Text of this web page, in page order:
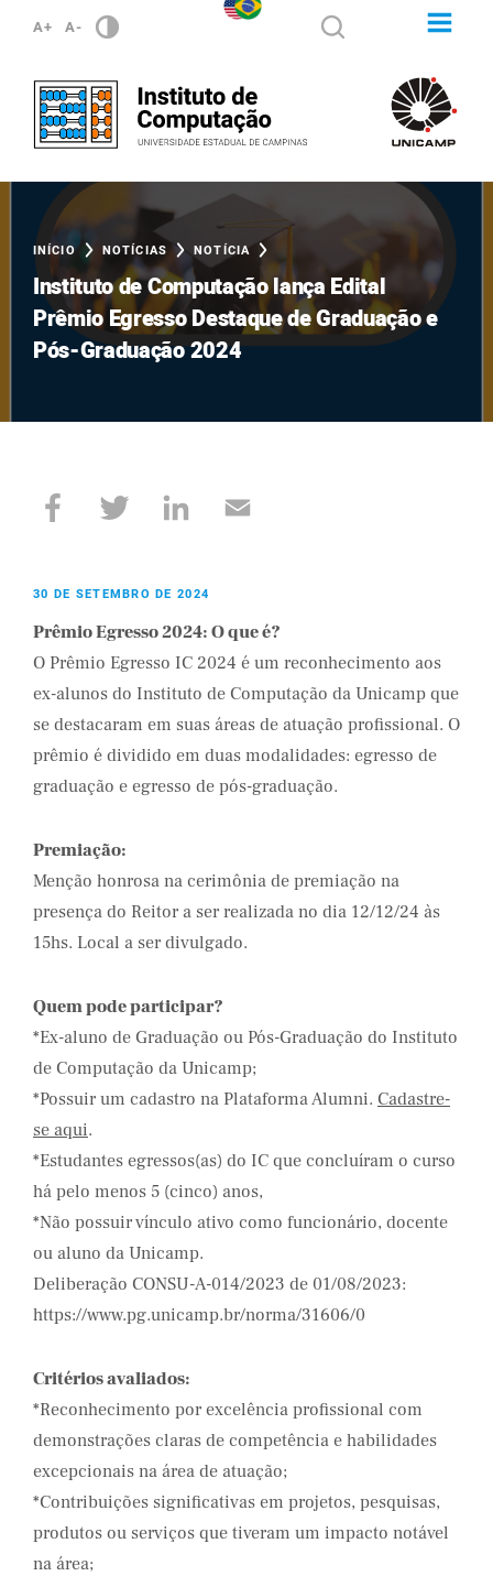
A+ A-
INÍCIO NOTÍCIAS NOTÍCIA
Instituto de Computação lança Edital
Prêmio Egresso Destaque de Graduação e
Pós-Graduação 2024
30 DE SETEMBRO DE 2024
Prêmio Egresso 2024: O que é?
O Prêmio Egresso IC 2024 é um reconhecimento aos
ex-alunos do Instituto de Computação da Unicamp que
se destacaram em suas áreas de atuação profissional. O
prêmio é dividido em duas modalidades: egresso de
graduação e egresso de pós-graduação.
Premiação:
Menção honrosa na cerimônia de premiação na
presença do Reitor a ser realizada no dia 12/12/24 às
15hs. Local a ser divulgado.
Quem pode participar?
*Ex-aluno de Graduação ou Pós-Graduação do Instituto
de Computação da Unicamp;
*Possuir um cadastro na Plataforma Alumni. Cadastre-
se aqui.
*Estudantes egressos(as) do IC que concluíram o curso
há pelo menos 5 (cinco) anos,
*Não possuir vínculo ativo como funcionário, docente
ou aluno da Unicamp.
Deliberação CONSU-A-014/2023 de 01/08/2023:
https://www.pg.unicamp.br/norma/31606/0
Critérios avaliados:
*Reconhecimento por excelência profissional com
demonstrações claras de competência e habilidades
excepcionais na área de atuação;
*Contribuições significativas em projetos, pesquisas,
produtos ou serviços que tiveram um impacto notável
na área;